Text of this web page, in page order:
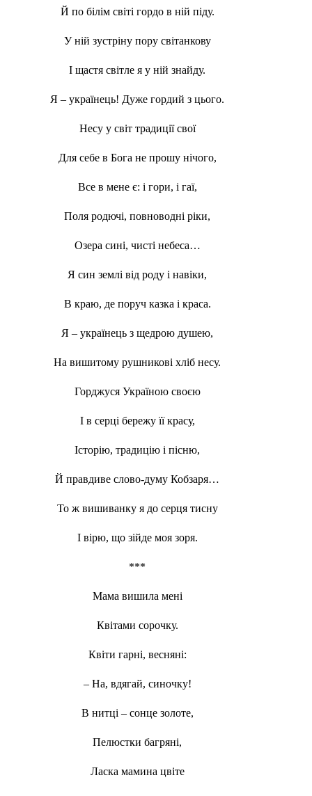
Й по білім світі гордо в ній піду.
У ній зустріну пору світанкову
І щастя світле я у ній знайду.
Я – українець! Дуже гордий з цього.
Несу у світ традиції свої
Для себе в Бога не прошу нічого,
Все в мене є: і гори, і гаї,
Поля родючі, повноводні ріки,
Озера сині, чисті небеса…
Я син землі від роду і навіки,
В краю, де поруч казка і краса.
Я – українець з щедрою душею,
На вишитому рушникові хліб несу.
Горджуся Україною своєю
І в серці бережу її красу,
Історію, традицію і пісню,
Й правдиве слово-думу Кобзаря…
То ж вишиванку я до серця тисну
І вірю, що зійде моя зоря.
***
Мама вишила мені
Квітами сорочку.
Квіти гарні, весняні:
– На, вдягай, синочку!
В нитці – сонце золоте,
Пелюстки багряні,
Ласка мамина цвіте